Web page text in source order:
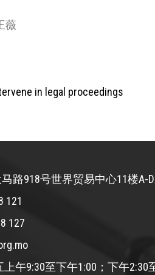
薇
in legal proceedings
路918号世界贸易中心11楼A-
121
127
午9:30至下午1:00；下午2:30